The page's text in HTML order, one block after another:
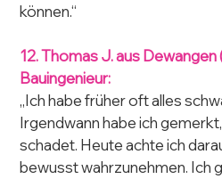
können.“
12. Thomas J. aus Dewangen
Bauingenieur:
„Ich habe früher oft alles
Irgendwann habe ich
schadet. Heute achte ich
bewusst wahrzunehmen. Ich